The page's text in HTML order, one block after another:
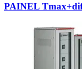
PAINEL